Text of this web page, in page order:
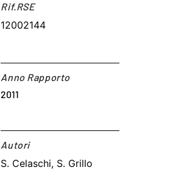
Rif.RSE​
12002144
Anno Rapporto
2011
Autori​
S. Celaschi, S. Grillo